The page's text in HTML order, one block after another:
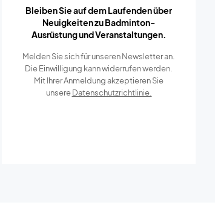
Bleiben Sie auf dem Laufenden über
Neuigkeiten zu Badminton-
Ausrüstung und Veranstaltungen.
Melden Sie sich für unseren Newsletter an.
Die Einwilligung kann widerrufen werden.
Mit Ihrer Anmeldung akzeptieren Sie
unsereDatenschutzrichtlinie.